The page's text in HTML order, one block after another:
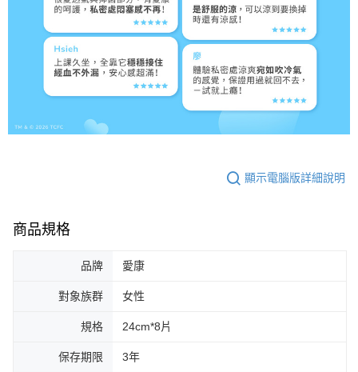
顯示電腦版詳細說明
商品規格
品牌 愛康
對象族群 女性
規格 24cm*8片
保存期限 3年